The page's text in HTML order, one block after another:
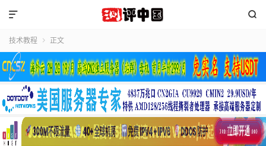


技术教程  正文